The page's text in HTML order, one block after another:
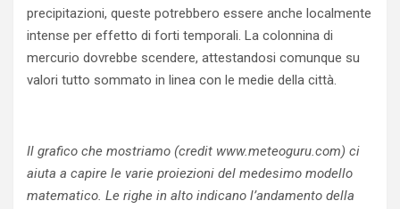
precipitazioni, queste potrebbero essere anche localmente
intense per effetto di forti temporali. La colonnina di
mercurio dovrebbe scendere, attestandosi comunque su
valori tutto sommato in linea con le medie della città.
Il grafico che mostriamo (credit www.meteoguru.com) ci
aiuta a capire le varie proiezioni del medesimo modello
matematico. Le righe in alto indicano l’andamento della